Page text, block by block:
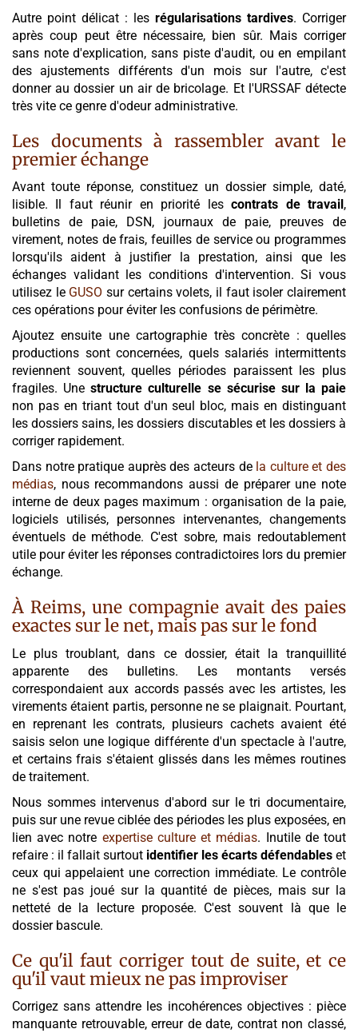
Autre point délicat : les régularisations tardives. Corriger
après coup peut être nécessaire, bien sûr. Mais corriger
sans note d'explication, sans piste d'audit, ou en empilant
des ajustements différents d'un mois sur l'autre, c'est
donner au dossier un air de bricolage. Et l'URSSAF détecte
très vite ce genre d'odeur administrative.
Les documents à rassembler avant le
premier échange
Avant toute réponse, constituez un dossier simple, daté,
lisible. Il faut réunir en priorité lescontrats de travail,
bulletins de paie, DSN, journaux de paie, preuves de
virement, notes de frais, feuilles de service ou programmes
lorsqu'ils aident à justifier la prestation, ainsi que les
échanges validant les conditions d'intervention. Si vous
utilisez le GUSO sur certains volets, il faut isoler clairement
ces opérations pour éviter les confusions de périmètre.
Ajoutez ensuite une cartographie très concrète : quelles
productions sont concernées, quels salariés intermittents
reviennent souvent, quelles périodes paraissent les plus
fragiles. Unestructure culturelle se sécurise sur la paie
non pas en triant tout d'un seul bloc, mais en distinguant
les dossiers sains, les dossiers discutables et les dossiers à
corriger rapidement.
Dans notre pratique auprès des acteurs de la culture et des
médias, nous recommandons aussi de préparer une note
interne de deux pages maximum : organisation de la paie,
logiciels utilisés, personnes intervenantes, changements
éventuels de méthode. C'est sobre, mais redoutablement
utile pour éviter les réponses contradictoires lors du premier
échange.
À Reims, une compagnie avait des paies
exactes sur le net, mais pas sur le fond
Le plus troublant, dans ce dossier, était la tranquillité
apparente des bulletins. Les montants versés
correspondaient aux accords passés avec les artistes, les
virements étaient partis, personne ne se plaignait. Pourtant,
en reprenant les contrats, plusieurs cachets avaient été
saisis selon une logique différente d'un spectacle à l'autre,
et certains frais s'étaient glissés dans les mêmes routines
de traitement.
Nous sommes intervenus d'abord sur le tri documentaire,
puis sur une revue ciblée des périodes les plus exposées, en
lien avec notre expertise culture et médias. Inutile de tout
refaire : il fallait surtout identifier les écarts défendables et
ceux qui appelaient une correction immédiate. Le contrôle
ne s'est pas joué sur la quantité de pièces, mais sur la
netteté de la lecture proposée. C'est souvent là que le
dossier bascule.
Ce qu'il faut corriger tout de suite, et ce
qu'il vaut mieux ne pas improviser
Corrigez sans attendre les incohérences objectives : pièce
manquante retrouvable, erreur de date, contrat non classé,